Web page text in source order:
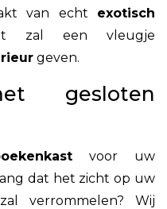
van echt exotisch
zal een vleugje
geven.
gesloten
voor uw
dat het zicht op uw
verrommelen? Wij